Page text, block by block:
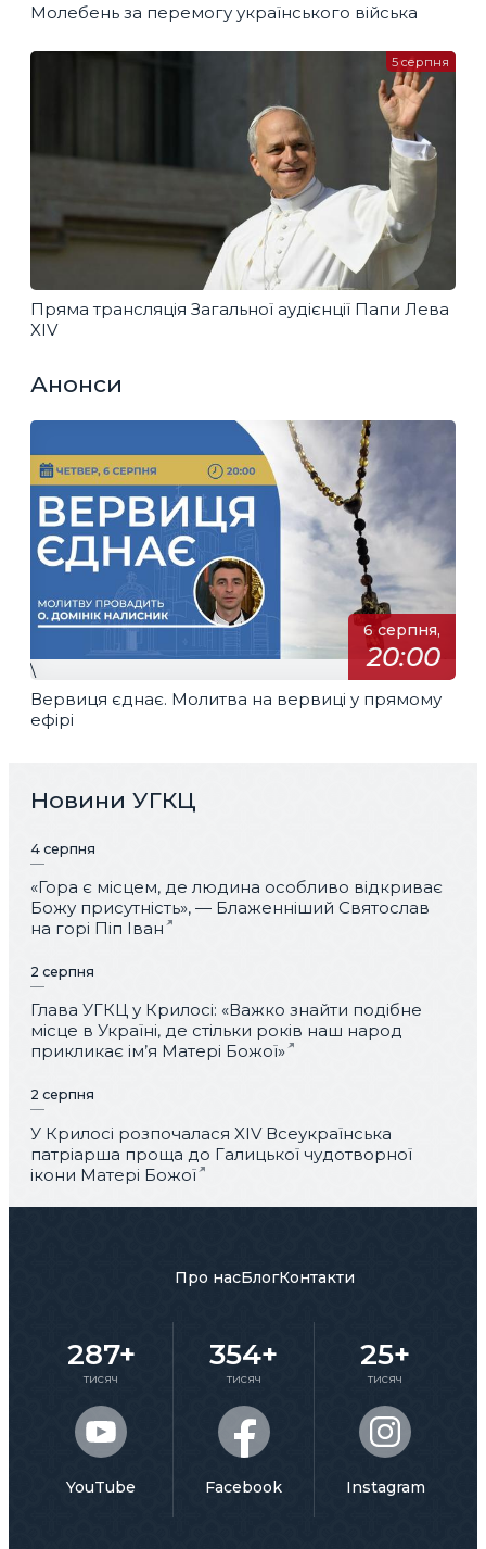
Молебень за перемогу українського війська
Пряма трансляція Загальної аудієнції Папи Лева
XIV
5 серпня
Анонси
6 серпня,
20:00
\
Вервиця єднає. Молитва на вервиці у прямому
ефірі
Новини УГКЦ
4 серпня
«Гора є місцем, де людина особливо відкриває
Божу присутність», — Блаженніший Святослав
на горі Піп Іван
2 серпня
Глава УГКЦ у Крилосі: «Важко знайти подібне
місце в Україні, де стільки років наш народ
прикликає ім’я Матері Божої»
2 серпня
У Крилосі розпочалася XIV Всеукраїнська
патріарша проща до Галицької чудотворної
ікони Матері Божої
Про насБлогКонтакти
287+
тисяч
YouTube
354+
тисяч
Facebook
25+
тисяч
Instagram